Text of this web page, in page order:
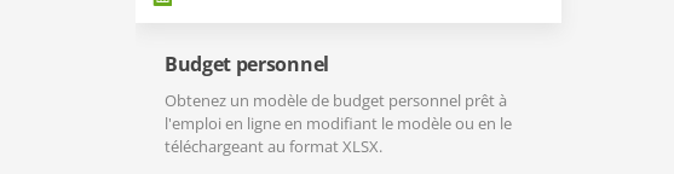
Budget personnel
Obtenez un modèle de budget personnel prêt à
l'emploi en ligne en modifiant le modèle ou en le
téléchargeant au format XLSX.